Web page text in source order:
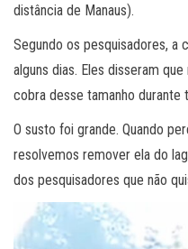
distância de Manaus).
Segundo os pesquisadores, a
alguns dias. Eles disseram
cobra desse tamanho durante
O susto foi grande. Quando
resolvemos remover ela do
dos pesquisadores que não